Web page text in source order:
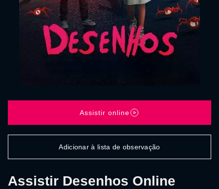
Assistir Desenhos Online
Assistir online
Adicionar à lista de observação